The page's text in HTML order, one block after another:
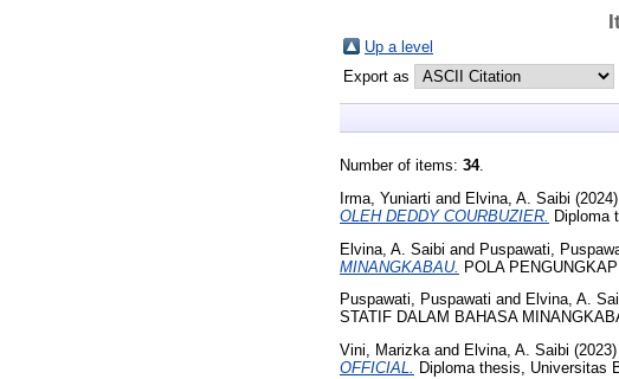
Up a level
Export as
Number of items: 34.
Irma, Yuniarti and Elvina, A. Saibi (2024)
OLEH DEDDY COURBUZIER.
Diploma
Elvina, A. Saibi and Puspawati,
MINANGKABAU. POLA
Puspawati, Puspawati and Elvina, A.
STATIF DALAM BAHASA
Vini, Marizkaand Elvina, A. Saibi
OFFICIAL. Diploma thesis, Universitas